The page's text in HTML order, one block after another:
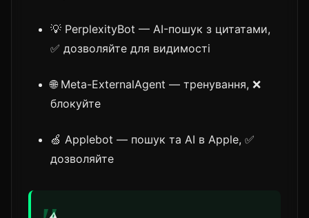
💡 PerplexityBot — AI-пошук з цитатами,
✅ дозволяйте для видимості
🌐 Meta-ExternalAgent — тренування, ❌
блокуйте
🍏 Applebot — пошук та AI в Apple, ✅
дозволяйте